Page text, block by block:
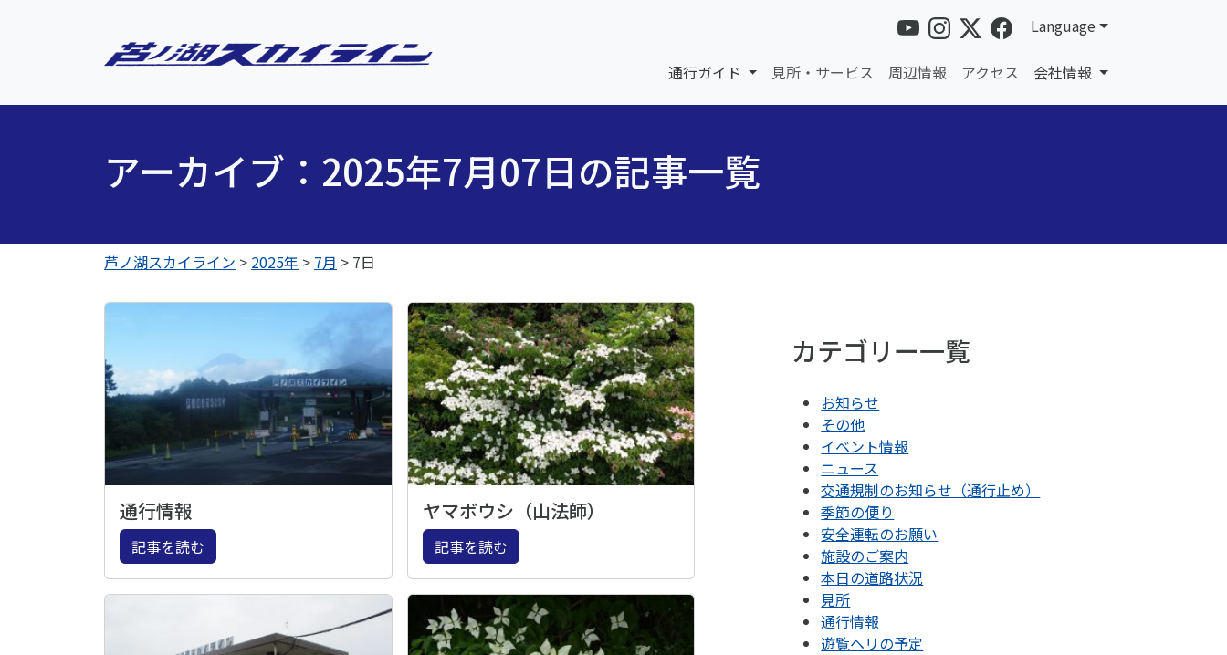
Language
通行ガイド 見所・サービス 周辺情報 アクセス 会社情報
アーカイブ：2025年7月07日の記事一覧
芦ノ湖スカイライン > 2025年 > 7月 > 7日
通行情報
記事を読む
ヤマボウシ（山法師）
記事を読む
カテゴリー一覧
お知らせ
その他
イベント情報
ニュース
交通規制のお知らせ（通行止め）
季節の便り
安全運転のお願い
施設のご案内
本日の道路状況
見所
通行情報
遊覧ヘリの予定